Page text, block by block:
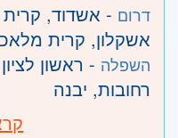
דרום - אשדוד,
אשקלון, קרית
השפלה - ראשון
רחובות, יבנה